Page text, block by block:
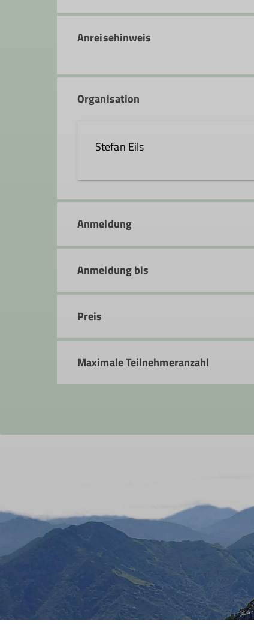
Anreisehinweis
Organisation
Stefan Eils
Anmeldung
Anmeldung bis
Preis
Maximale Teilnehmeranzahl